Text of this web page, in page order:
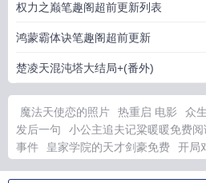
权力之巅笔趣阁超前更新列表
鸿蒙霸体诀笔趣阁超前更新
楚凌天混沌塔大结局+(番外)
魔法天使恋的照片 热重启 电影 众
发后一句
小公主追夫记粱暖暖免费阅
事件
皇家学院的天才剑豪免费 开局